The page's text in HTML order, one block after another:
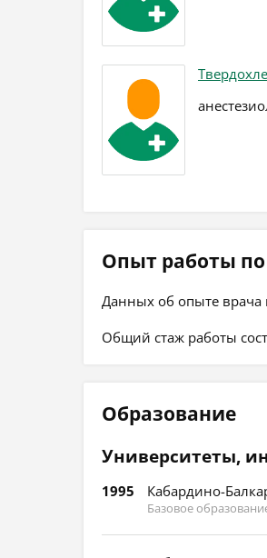
Опыт работы
Данных об опыте врача
Общий стаж работы
Образование
Университеты,
1995 Кабардино-
Базовое